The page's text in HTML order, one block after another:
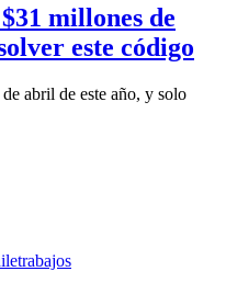
millones de
este código
abril de este año, y solo